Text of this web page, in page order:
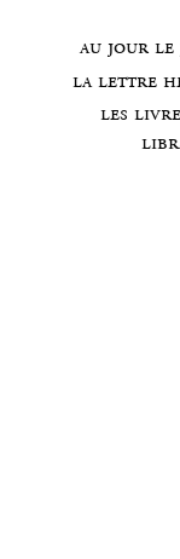
au jour
la lettre
les